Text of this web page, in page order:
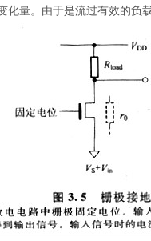
化量。由于是流过有效的负